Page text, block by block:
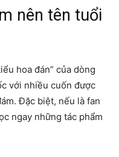
nên tên tuổi
hoa đán” của dòng
với nhiều cuốn được
Đặc biệt, nếu là fan
ngay những tác phẩm